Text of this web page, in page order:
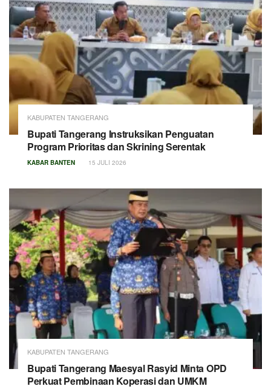
KABUPATEN TANGERANG
Bupati Tangerang Instruksikan Penguatan
Program Prioritas dan Skrining Serentak
KABAR BANTEN 15 JULI 2026
KABUPATEN TANGERANG
Bupati Tangerang Maesyal Rasyid Minta OPD
Perkuat Pembinaan Koperasi dan UMKM